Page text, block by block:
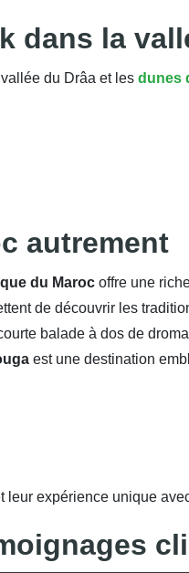
dans la
du Drâa et les dunes
autrement
du Maroc offre une
de découvrir les
balade à dos de
est une destination
leur expérience unique